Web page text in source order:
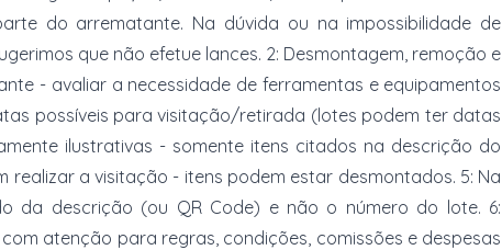
do arrematante. Na dúvida ou na impossibilidade de
que não efetue lances. 2: Desmontagem, remoção e
- avaliar a necessidade de ferramentas e equipamentos
possíveis para visitação/retirada (lotes podem ter datas
ilustrativas - somente itens citados na descrição do
a visitação - itens podem estar desmontados. 5: Na
da descrição (ou QR Code) e não o número do lote. 6:
atenção para regras, condições, comissões e despesas